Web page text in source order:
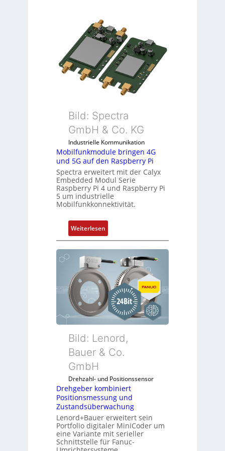
S
p
z
i
a
l
m
b
r
a
n
e
n
Z
o
l
l
-
I
n
s
t
r
i
e
-
P
C
l
s
s
c
h
f
l
i
b
ü
r
d
i
e
A
Bild: Spectra
GmbH & Co. KG
Industrielle Kommunikation
Mobilfunkmodule bringen 4G
und 5G auf den Raspberry Pi
Spectra erweitert mit der Calyx
Embedded Modul Serie
Raspberry Pi 4 und Raspberry Pi
5 um industrielle
Mobilfunkkonnektivität.
Weiterlesen:
M
o
b
l
u
n
k
o
d
e
b
r
i
n
g
Bild: Lenord,
Bauer & Co.
GmbH
Drehzahl- und Positionssensor
Drehgeber kombiniert
Positionsmessung und
Zustandsüberwachung
Lenord+Bauer erweitert sein
Portfolio digitaler MiniCoder um
eine Variante mit serieller
Schnittstelle für Fanuc-